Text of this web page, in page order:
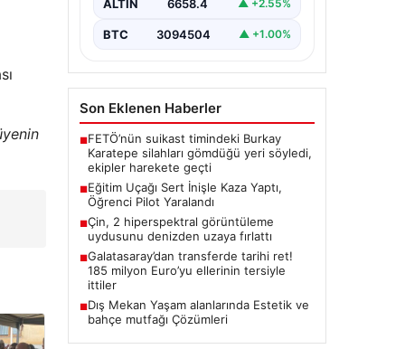
ALTIN 6658.4 ▲ +2.55%
BTC 3094504 ▲ +1.00%
Son Eklenen Haberler
■FETÖ’nün suikast timindeki Burkay
Karatepe silahları gömdüğü yeri söyledi,
ekipler harekete geçti
■Eğitim Uçağı Sert İnişle Kaza Yaptı,
Öğrenci Pilot Yaralandı
■Çin, 2 hiperspektral görüntüleme
uydusunu denizden uzaya fırlattı
■Galatasaray’dan transferde tarihi ret!
185 milyon Euro’yu ellerinin tersiyle
ittiler
■Dış Mekan Yaşam alanlarında Estetik ve
bahçe mutfağı Çözümleri